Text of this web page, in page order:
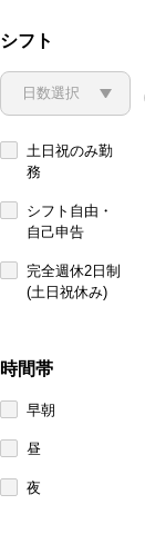
シフト
土日祝のみ勤
務
シフト自由・
自己申告
完全週休2日制
(土日祝休み)
時間帯
早朝
昼
夜